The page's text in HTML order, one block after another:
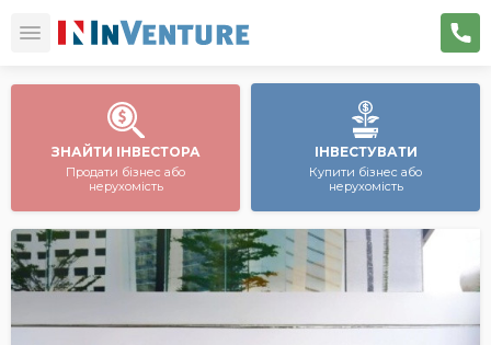
ЗНАЙТИ ІНВЕСТОРА
Продати бізнес або
нерухомість
ІНВЕСТУВАТИ
Купити бізнес або
нерухомість